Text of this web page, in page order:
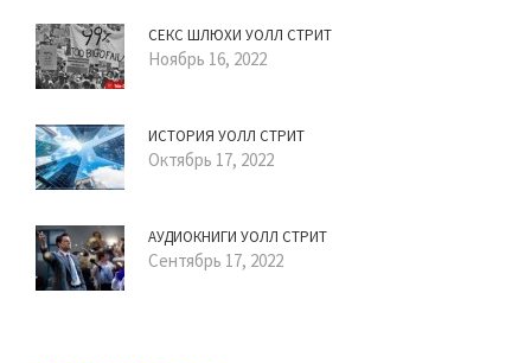
СЕКС ШЛЮХИ УОЛЛ СТРИТ
Ноябрь 16, 2022
ИСТОРИЯ УОЛЛ СТРИТ
Октябрь 17, 2022
АУДИОКНИГИ УОЛЛ СТРИТ
Сентябрь 17, 2022